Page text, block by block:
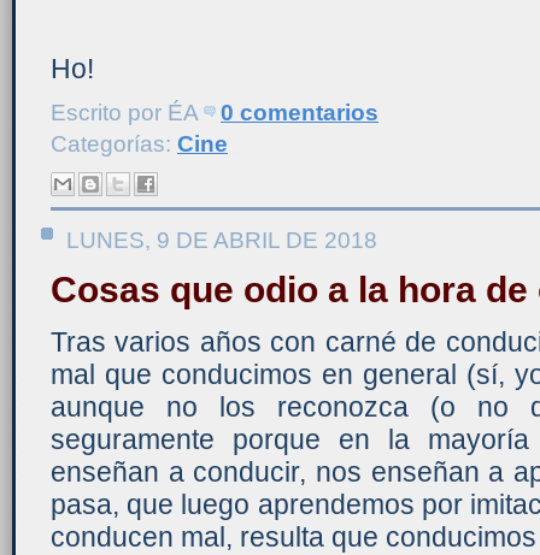
Ho!
Escrito por ÉA
0 comentarios
Categorías: Cine
LUNES, 9 DE ABRIL DE 2018
Cosas que odio a la hora
Tras varios años con carné de
mal que conducimos en general (sí,
aunque no los reconozca (o no
seguramente porque en la
enseñan a conducir, nos enseñan a
pasa, que luego aprendemos por
conducen mal, resulta que